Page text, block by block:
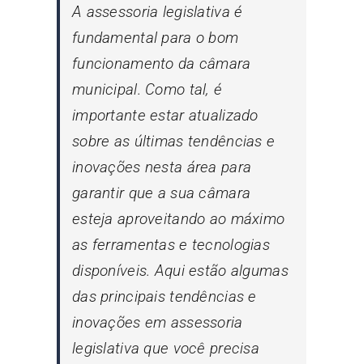
A assessoria legislativa é
fundamental para o bom
funcionamento da câmara
municipal. Como tal, é
importante estar atualizado
sobre as últimas tendências e
inovações nesta área para
garantir que a sua câmara
esteja aproveitando ao máximo
as ferramentas e tecnologias
disponíveis. Aqui estão algumas
das principais tendências e
inovações em assessoria
legislativa que você precisa